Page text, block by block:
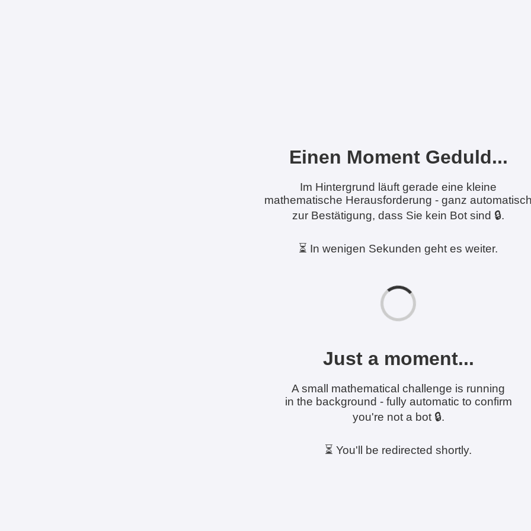
Einen Moment Geduld...
Im Hintergrund läuft gerade eine kleine
mathematische Herausforderung - ganz
zur Bestätigung, dass Sie kein Bot sind 🔒.
⏳ In wenigen Sekunden geht es weiter.
Just a moment...
A small mathematical challenge is running
in the background - fully automatic to confirm
you're not a bot 🔒.
⏳ You'll be redirected shortly.